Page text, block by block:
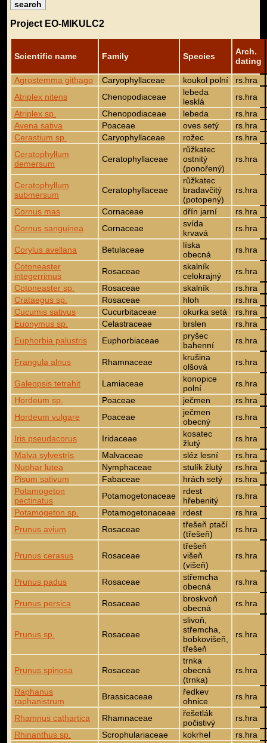
Project EO-MIKULC2
Scientific name Family Species
Arch.
dating
Agrostemma githago
Caryophyllaceae koukol polní
rs.hra
Atriplex nitens
Chenopodiaceae
lebeda
lesklá
rs.hra
Atriplex sp.
Chenopodiaceae lebeda
rs.hra
Avena sativa
Poaceae oves setý
rs.hra
Cerastium sp.
Caryophyllaceae rožec
rs.hra
Ceratophyllum
demersum
Ceratophyllaceae
růžkatec
ostnitý
(ponořený)
rs.hra
Ceratophyllum
submersum
Ceratophyllaceae
růžkatec
bradavčitý
(potopený)
rs.hra
Cornus mas Cornaceae dřín jarní
rs.hra
Cornus sanguinea
Cornaceae
svída
krvavá
rs.hra
Corylus avellana Betulaceae
líska
obecná
rs.hra
Cotoneaster
integerrimus
Rosaceae
skalník
celokrajný
rs.hra
Cotoneaster sp.
Rosaceae skalník
rs.hra
Crataegus sp.
Rosaceae hloh
rs.hra
Cucumis sativus
Cucurbitaceae okurka setá
rs.hra
Euonymus sp.
Celastraceae brslen
rs.hra
Euphorbia palustris
Euphorbiaceae
pryšec
bahenní
rs.hra
Frangula alnus Rhamnaceae
krušina
olšová
rs.hra
Galeopsis tetrahit Lamiaceae
konopice
polní
rs.hra
Hordeum sp.
Poaceae ječmen
rs.hra
Hordeum vulgare
Poaceae
ječmen
obecný
rs.hra
Iris pseudacorus Iridaceae
kosatec
žlutý
rs.hra
Malva sylvestris
Malvaceae sléz lesní
rs.hra
Nuphar lutea
Nymphaceae stulík žlutý
rs.hra
Pisum sativum
Fabaceae hrách setý
rs.hra
Potamogeton
pectinatus
Potamogetonaceae
rdest
hřebenitý
rs.hra
Potamogeton sp.
Potamogetonaceae rdest
rs.hra
Prunus avium
Rosaceae
třešeň ptačí
(třešeň)
rs.hra
Prunus cerasus Rosaceae
třešeň
višeň
(višeň)
rs.hra
Prunus padus Rosaceae
střemcha
obecná
rs.hra
Prunus persica Rosaceae
broskvoň
obecná
rs.hra
Prunus sp. Rosaceae
slivoň,
střemcha,
bobkovišeň,
třešeň
rs.hra
Prunus spinosa Rosaceae
trnka
obecná
(trnka)
rs.hra
Raphanus
raphanistrum
Brassicaceae
ředkev
ohnice
rs.hra
Rhamnus cathartica Rhamnaceae
řešetlák
počistivý
rs.hra
Rhinanthus sp.
Scrophulariaceae kokrhel
rs.hra